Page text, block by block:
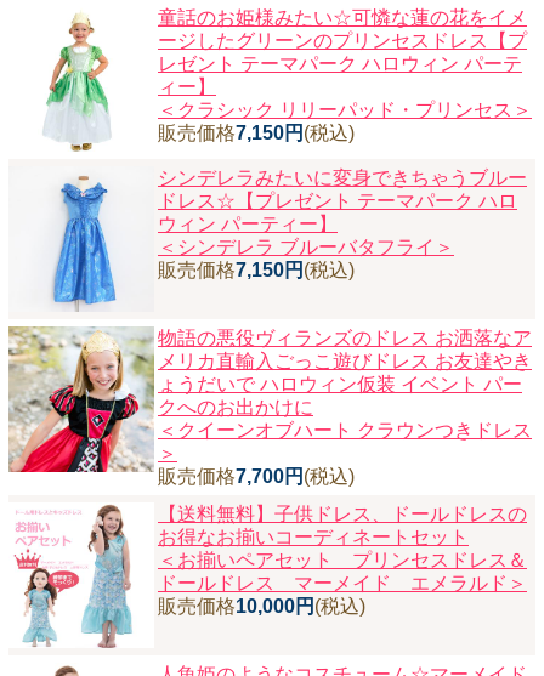
童話のお姫様みたい☆可憐な蓮の花をイメ
ージしたグリーンのプリンセスドレス【プ
レゼント テーマパーク ハロウィン パーテ
ィー】
＜クラシック リリーパッド・プリンセス＞
販売価格7,150円 (税込)
シンデレラみたいに変身できちゃうブルー
ドレス☆【プレゼント テーマパーク ハロ
ウィン パーティー】
＜シンデレラ ブルーバタフライ＞
販売価格7,150円 (税込)
物語の悪役ヴィランズのドレス お洒落なア
メリカ直輸入ごっこ遊びドレス お友達やき
ょうだいで ハロウィン仮装 イベント パー
クへのお出かけに
＜クイーンオブハート クラウンつきドレス
＞
販売価格7,700円 (税込)
【送料無料】子供ドレス、ドールドレスの
お得なお揃いコーディネートセット
＜お揃いペアセット プリンセスドレス＆
ドールドレス マーメイド エメラルド＞
販売価格10,000円 (税込)
返品・交換
サイズの測り方
よくあるご質問
レビューを見る
ブログ
ニュースレター購読
マイページログイン
当店は持続可能な開発目標「SDGs」を推進しています。
電話受付時間：月～金10:00~16:00 ※祝日除く